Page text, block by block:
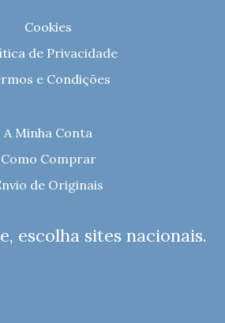
Cookies
de Privacidade
e Condições
A Minha Conta
Como Comprar
de Originais
escolha sites nacionais.